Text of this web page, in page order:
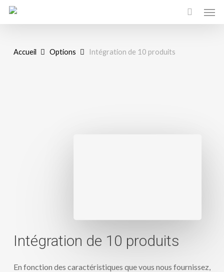
Skip
content
Accueil Options Intégration de 10 produits
Intégration de 10 produits
En fonction des caractéristiques que vous nous fournissez,